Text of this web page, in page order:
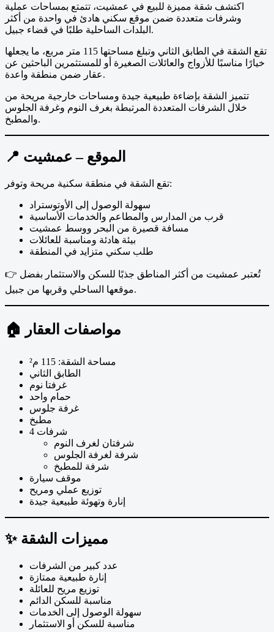
اكتشف شقة مميزة للبيع في عمشيت، تتمتع بمساحات عملية
وشرفات متعددة ضمن موقع سكني هادئ في واحدة من أكثر
البلدات الساحلية طلبًا في قضاء جبيل.
تقع الشقة في الطابق الثاني وتبلغ مساحتها 115 متر مربع، ما يجعلها
خيارًا مناسبًا للأزواج والعائلات الصغيرة أو للمستثمرين الباحثين عن
عقار ضمن منطقة واعدة.
تتميز الشقة بإضاءة طبيعية جيدة ومساحات خارجية مريحة من
خلال الشرفات المتعددة المرتبطة بغرف النوم وغرفة الجلوس
والمطبخ.
📍 الموقع – عمشيت
تقع الشقة في منطقة سكنية مريحة وتوفر:
سهولة الوصول إلى الأوتوستراد
قرب من المدارس والمطاعم والخدمات الأساسية
مسافة قصيرة من البحر ووسط عمشيت
بيئة هادئة ومناسبة للعائلات
طلب سكني متزايد في المنطقة
👉 تُعتبر عمشيت من أكثر المناطق جذبًا للسكن والاستثمار بفضل
موقعها الساحلي وقربها من جبيل.
🏠 مواصفات العقار
مساحة الشقة: 115 م²
الطابق الثاني
غرفتا نوم
حمام واحد
غرفة جلوس
مطبخ
4 شرفات
شرفتان لغرف النوم
شرفة لغرفة الجلوس
شرفة للمطبخ
موقف سيارة
توزيع عملي ومريح
إنارة وتهوئة طبيعية جيدة
✨ مميزات الشقة
عدد كبير من الشرفات
إنارة طبيعية ممتازة
توزيع مريح للعائلة
مناسبة للسكن الدائم
سهولة الوصول إلى الخدمات
مناسبة للسكن أو الاستثمار